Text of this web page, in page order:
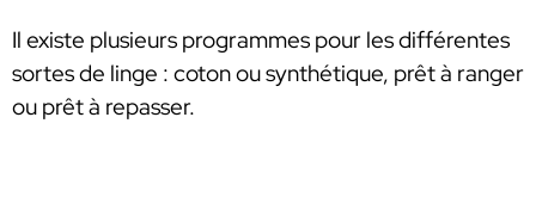
Il existe plusieurs programmes pour les différentes
sortes de linge : coton ou synthétique, prêt à ranger
ou prêt à repasser.